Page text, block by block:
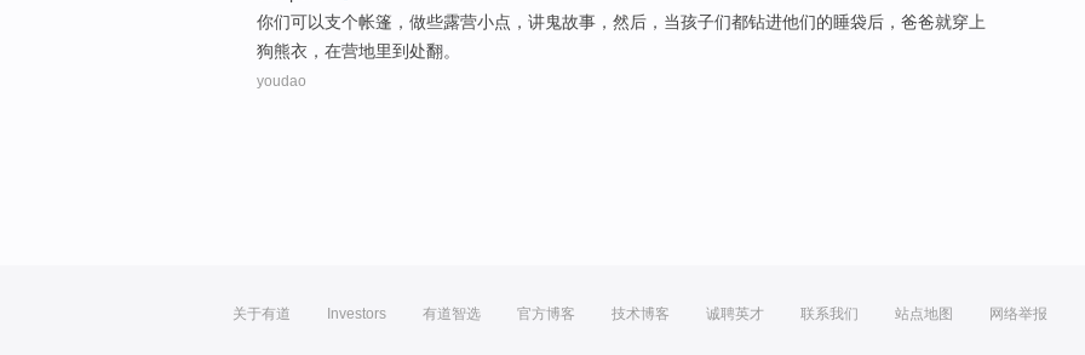
你们可以支个帐篷 ， 做些露营小点，讲鬼故事， 然后 ， 当孩子们都钻进他们的睡袋后， 爸爸就穿上
狗熊衣 ， 在营地里到处翻。
youdao
关于有道 Investors 有道智选 官方博客 技术博客 诚聘英才 联系我们 站点地图 网络举报